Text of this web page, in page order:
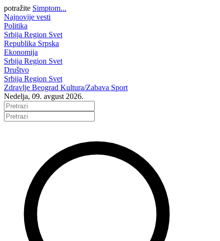
potražite Simptom...
Najnovije vesti
Politika
Srbija Region Svet
Republika Srpska
Ekonomija
Srbija Region Svet
Društvo
Srbija Region Svet
Zdravlje Beograd Kultura/Zabava Sport
Nedelja, 09. avgust 2026.